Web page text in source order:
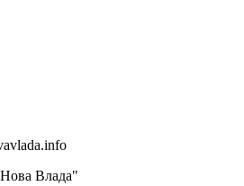
Влада"